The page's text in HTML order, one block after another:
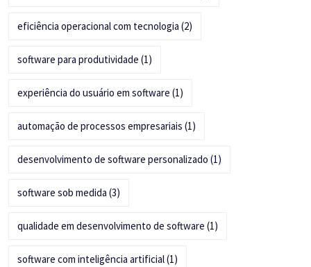
eficiência operacional com tecnologia (2)
software para produtividade (1)
experiência do usuário em software (1)
automação de processos empresariais (1)
desenvolvimento de software personalizado (1)
software sob medida (3)
qualidade em desenvolvimento de software (1)
software com inteligência artificial(1)